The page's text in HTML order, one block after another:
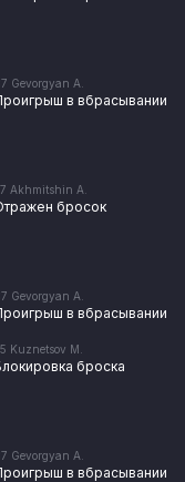
Gevorgyan A.
в вбрасывании
Akhmitshin A.
бросок
Gevorgyan A.
в вбрасывании
Kuznetsov M.
броска
Gevorgyan A.
в вбрасывании